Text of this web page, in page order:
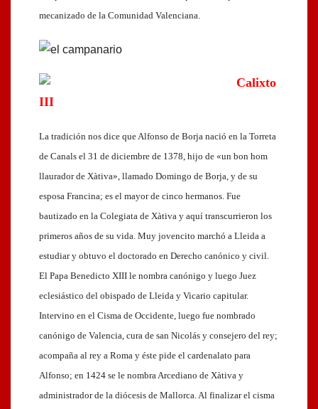
mecanizado de la Comunidad Valenciana.
Calixto
III
La tradición nos dice que Alfonso de Borja nació en la Torreta
de Canals el 31 de diciembre de 1378, hijo de «un bon hom
llaurador de Xàtiva», llamado Domingo de Borja, y de su
esposa Francina; es el mayor de cinco hermanos. Fue
bautizado en la Colegiata de Xàtiva y aquí transcurrieron los
primeros años de su vida. Muy jovencito marchó a Lleida a
estudiar y obtuvo el doctorado en Derecho canónico y civil.
El Papa Benedicto XIII le nombra canónigo y luego Juez
eclesiástico del obispado de Lleida y Vicario capitular.
Intervino en el Cisma de Occidente, luego fue nombrado
canónigo de Valencia, cura de san Nicolás y consejero del rey;
acompaña al rey a Roma y éste pide el cardenalato para
Alfonso; en 1424 se le nombra Arcediano de Xàtiva y
administrador de la diócesis de Mallorca. Al finalizar el cisma